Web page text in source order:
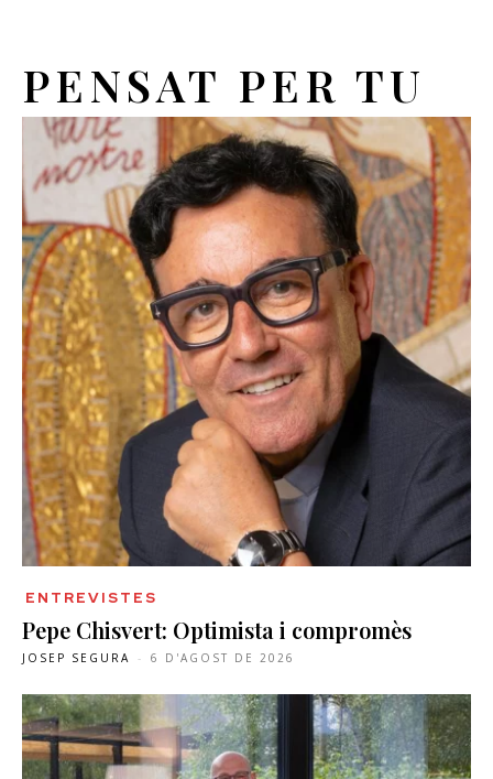
PENSAT PER TU
ENTREVISTES
Pepe Chisvert: Optimista i compromès
JOSEP SEGURA - 6 D'AGOST DE 2026